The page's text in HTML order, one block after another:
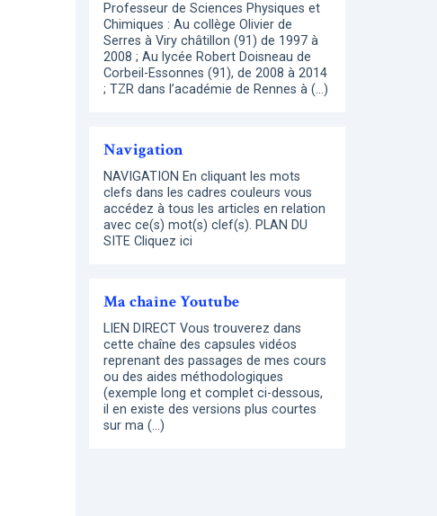
Professeur de Sciences Physiques et
Chimiques : Au collège Olivier de
Serres à Viry châtillon (91) de 1997 à
2008 ; Au lycée Robert Doisneau de
Corbeil-Essonnes (91), de 2008 à 2014
; TZR dans l’académie de Rennes à (…)
Navigation
NAVIGATION En cliquant les mots
clefs dans les cadres couleurs vous
accédez à tous les articles en relation
avec ce(s) mot(s) clef(s). PLAN DU
SITE Cliquez ici
Ma chaîne Youtube
LIEN DIRECT Vous trouverez dans
cette chaîne des capsules vidéos
reprenant des passages de mes cours
ou des aides méthodologiques
(exemple long et complet ci-dessous,
il en existe des versions plus courtes
sur ma (…)